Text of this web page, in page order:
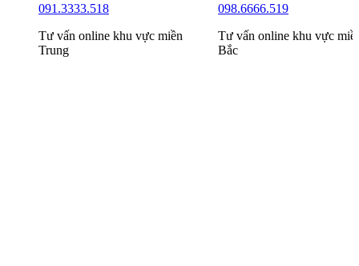
098.6666.516
Tư vấn online khu vực miền
Nam
091.3333.518
Tư vấn online khu vực
Trung